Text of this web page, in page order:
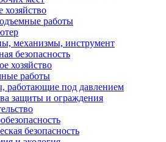
хозяйство
работы
механизмы, инструмент
безопасность
хозяйство
работы
работающие под давлением
защиты и ограждения
безопасность